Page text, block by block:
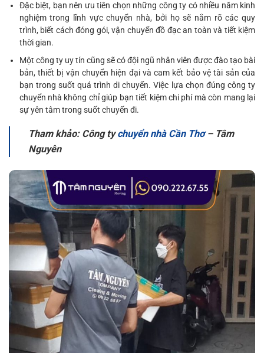
Đặc biệt, bạn nên ưu tiên chọn những công ty có nhiều năm kinh
nghiệm trong lĩnh vực chuyển nhà, bởi họ sẽ nắm rõ các quy
trình, biết cách đóng gói, vận chuyển đồ đạc an toàn và tiết kiệm
thời gian.
Một công ty uy tín cũng sẽ có đội ngũ nhân viên được đào tạo bài
bản, thiết bị vận chuyển hiện đại và cam kết bảo vệ tài sản của
bạn trong suốt quá trình di chuyển. Việc lựa chọn đúng công ty
chuyển nhà không chỉ giúp bạn tiết kiệm chi phí mà còn mang lại
sự yên tâm trong suốt chuyến đi.
Tham khảo: Công tychuyển nhà Cần Thơ– Tâm
Nguyên